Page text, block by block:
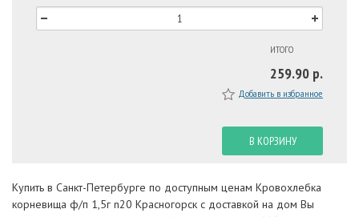
ИТОГО
259.90 р.
Добавить в избранное
В КОРЗИНУ
Купить в Санкт-Петербурге по доступным ценам Кровохлебка
корневища ф/п 1,5г n20 Красногорск с доставкой на дом Вы